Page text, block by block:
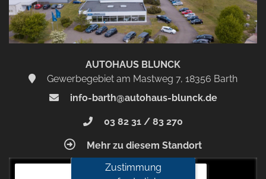
aktivieren
AUTOHAUS BLUNCK
Gewerbegebiet am Mastweg 7, 18356 Barth
info-barth@autohaus-blunck.de
03 82 31 / 83 270
Mehr zu diesem Standort
Autohaus Blunck
Zustimmung